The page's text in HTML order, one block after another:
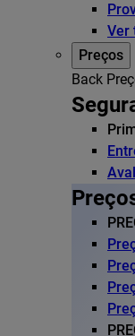
Ver
Preços
Back